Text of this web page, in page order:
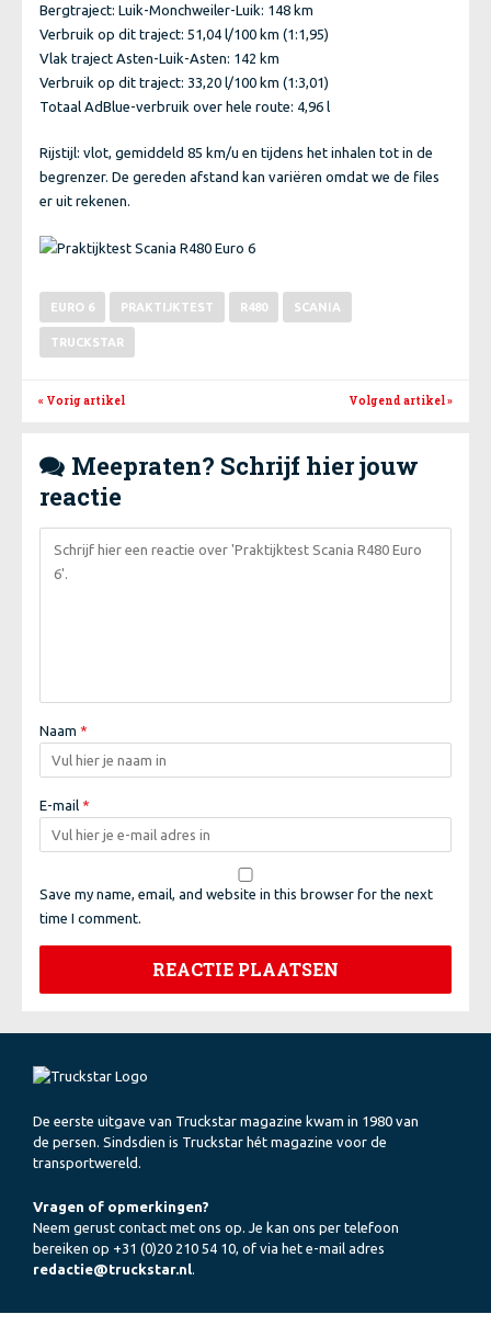
Bergtraject: Luik-Monchweiler-Luik: 148 km
Verbruik op dit traject: 51,04 l/100 km (1:1,95)
Vlak traject Asten-Luik-Asten: 142 km
Verbruik op dit traject: 33,20 l/100 km (1:3,01)
Totaal AdBlue-verbruik over hele route: 4,96 l
Rijstijl: vlot, gemiddeld 85 km/u en tijdens het inhalen tot in de
begrenzer. De gereden afstand kan variëren omdat we de files
er uit rekenen.
EURO 6 PRAKTIJKTEST R480 SCANIA
TRUCKSTAR
« Vorig artikel Volgend artikel»
 Meepraten? Schrijf hier jouw
reactie
Naam *
E-mail *
Save my name, email, and website in this browser for the next
time I comment.
De eerste uitgave van Truckstar magazine kwam in 1980 van
de persen. Sindsdien is Truckstar hét magazine voor de
transportwereld.
Vragen of opmerkingen?
Neem gerust contact met ons op. Je kan ons per telefoon
bereiken op +31 (0)20 210 54 10, of via het e-mail adres
redactie@truckstar.nl.